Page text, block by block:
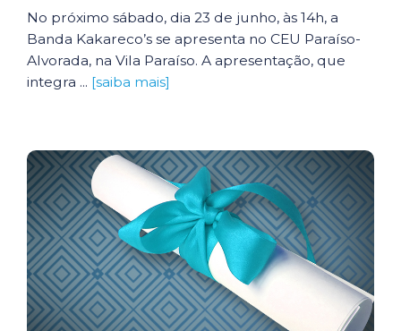
No próximo sábado, dia 23 de junho, às 14h, a
Banda Kakareco’s se apresenta no CEU Paraíso-
Alvorada, na Vila Paraíso. A apresentação, que
integra ... [saiba mais]